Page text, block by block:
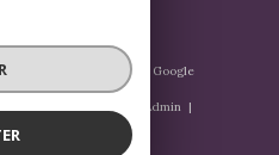
| Traduction powered by Google
|
Admin
Cookies